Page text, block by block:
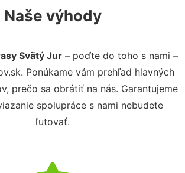
Naše výhody
Svätý Jur– poďte do toho s nami –
Ponúkame vám prehľad hlavných
prečo sa obrátiť na nás. Garantujeme
spolupráce s nami nebudete
ľutovať.